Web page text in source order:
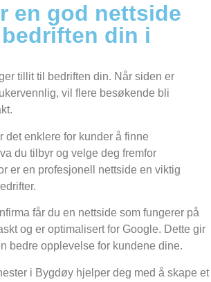
en god nettside
din i
tillit til bedriften din. Når siden er
vil flere besøkende bli
det enklere for kunder å finne
du tilbyr og velge deg fremfor
er en profesjonell nettside en viktig
får du en nettside som fungerer på
og er optimalisert for Google. Dette gir
bedre opplevelse for kundene dine.
i Bygdøy hjelper deg med å skape et